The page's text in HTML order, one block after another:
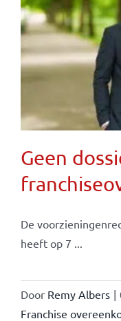
Geen
De
heeft op 7 ...
Door Remy Albers |
Franchise